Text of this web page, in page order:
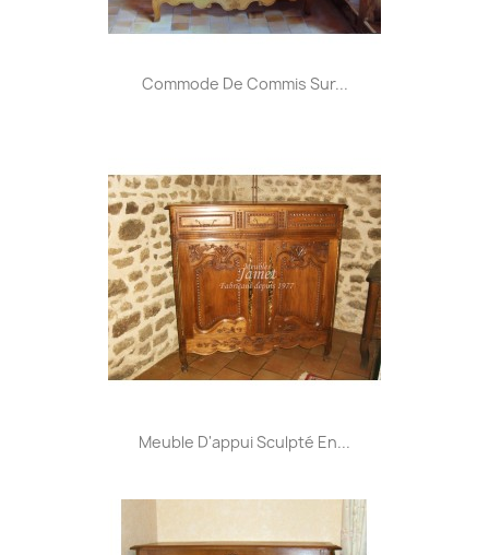
Commode De Commis Sur...
Meuble D'appui Sculpté En...